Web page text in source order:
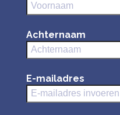
Achternaam
E-mailadres